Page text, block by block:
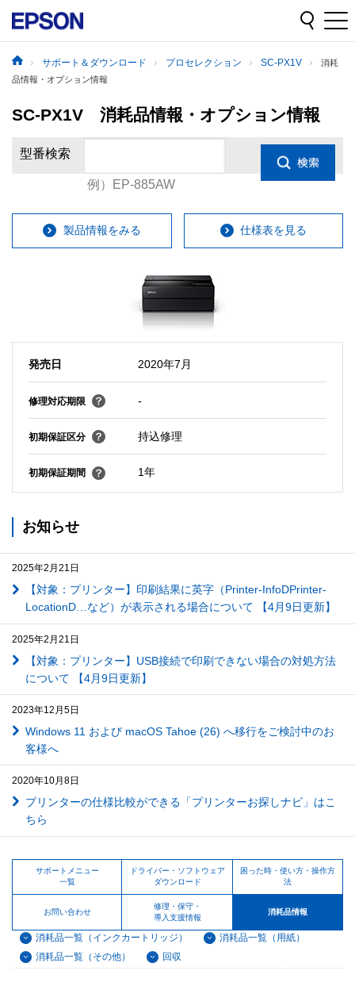
サポート＆ダウンロード プロセレクション SC-PX1V
消耗
品情報・オプション情報
SC-PX1V 消耗品情報・オプション情報
型番検索
例）EP-885AW
製品情報をみる 仕様表を見る
発売日 2020年7月
修理対応期限 -
初期保証区分 持込修理
初期保証期間 1年
お知らせ
2025年2月21日
【対象：プリンター】印刷結果に英字（Printer-InfoDPrinter-
LocationD…など）が表示される場合について 【4月9日更新】
2025年2月21日
【対象：プリンター】USB接続で印刷できない場合の対処方法
について 【4月9日更新】
2023年12月5日
Windows 11 および macOS Tahoe (26) へ移行をご検討中のお
客様へ
2020年10月8日
プリンターの仕様比較ができる「プリンターお探しナビ」はこ
ちら
サポートメニュー
一覧
ドライバー・ソフトウェア
ダウンロード
困った時・使い方・操作方
法
お問い合わせ
修理・保守・
導入支援情報
消耗品情報
消耗品一覧（インクカートリッジ）
消耗品一覧（用紙）
消耗品一覧（その他）
回収